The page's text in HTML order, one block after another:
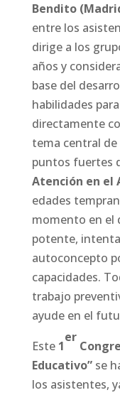
Bendito
entre los
dirige a los
años y
base del
habilidades
directamente
tema central de
puntos fuertes
Atención en el
edades
momento en el
potente,
autoconcepto
capacidades.
trabajo
ayude en el
Este 1
er
Educativo” se
los asistentes,